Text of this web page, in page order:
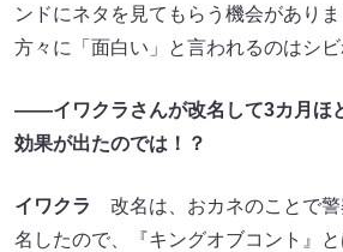
ンドにネタを見てもらう機会があり
方々に「面白い」と言われるのはシビ
――イワクラさんが改名して3カ月ほ
効果が出たのでは！？
イワクラ
改名は、おカネのことで
名したので、『キングオブコント』